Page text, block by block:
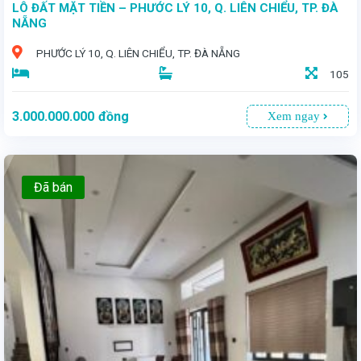
LÔ ĐẤT MẶT TIỀN – PHƯỚC LÝ 10, Q. LIÊN CHIỂU, TP. ĐÀ
NẴNG
PHƯỚC LÝ 10, Q. LIÊN CHIỂU, TP. ĐÀ NẴNG
105
3.000.000.000 đồng Xem ngay
Đã bán